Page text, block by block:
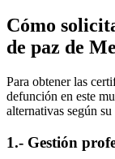
Cómo
de paz de
Para obtener las
defunción en este
alternativas según
1.- Gestión